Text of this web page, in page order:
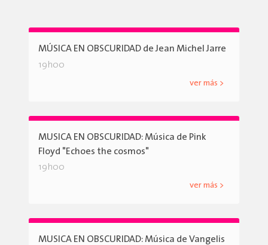
MÚSICA EN OBSCURIDAD de Jean Michel Jarre
19h00
ver más >
MUSICA EN OBSCURIDAD: Música de Pink
Floyd "Echoes the cosmos"
19h00
ver más >
MUSICA EN OBSCURIDAD: Música de Vangelis